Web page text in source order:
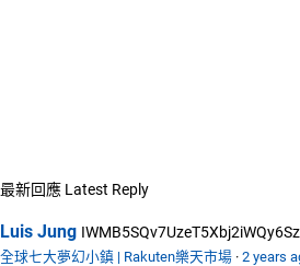
最新回應 Latest Reply
Luis Jung
全球七大夢幻小鎮 | Rakuten樂天市場 · 2 years